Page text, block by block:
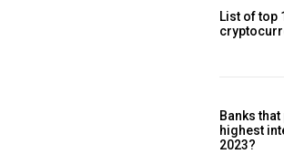
List of top
Banks
highest
2023?